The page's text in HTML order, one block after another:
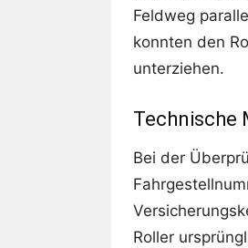
Feldweg
konnten den
unterziehen.
Technische
Bei der
Roller